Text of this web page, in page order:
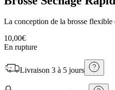
La conception de la brosse flexible
10,00€
En rupture
Livraison 3 à 5 jours